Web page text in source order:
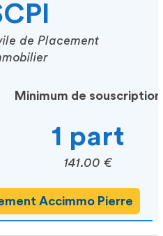
de Placement
Minimum de souscription
1 part
141.00 €
Accimmo Pierre